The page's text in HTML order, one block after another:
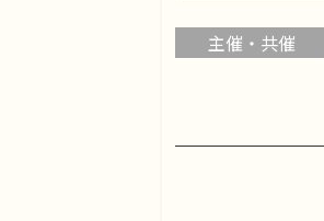
主催・共催